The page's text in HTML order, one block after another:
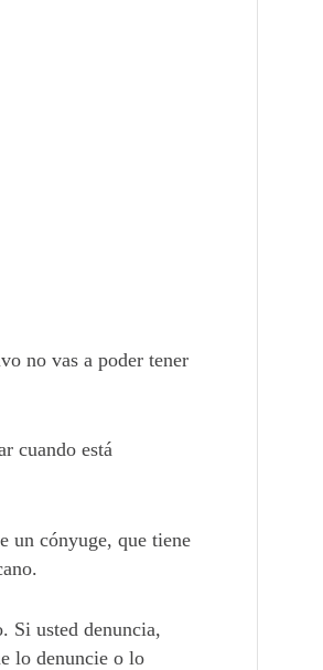
no vas a poder tener
cuando está
un cónyuge, que tiene
Si usted denuncia,
lo denuncie o lo